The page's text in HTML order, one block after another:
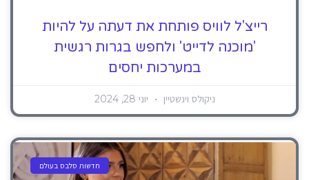
רייצ'ל לוויס פותחת את דעתה על להיות
'מוכנה לדייט' ולחפש בגרות רגשית
במערכות יחסים
ניקולס וינשטיין יוני 28, 2024
חדשות סלבס בעולם